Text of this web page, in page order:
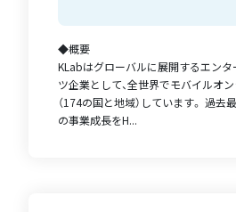
◆概要
KLabはグローバルに展開するエン
ツ企業として、全世界でモバイルオ
（174の国と地域）しています。 過去
の事業成長をH...